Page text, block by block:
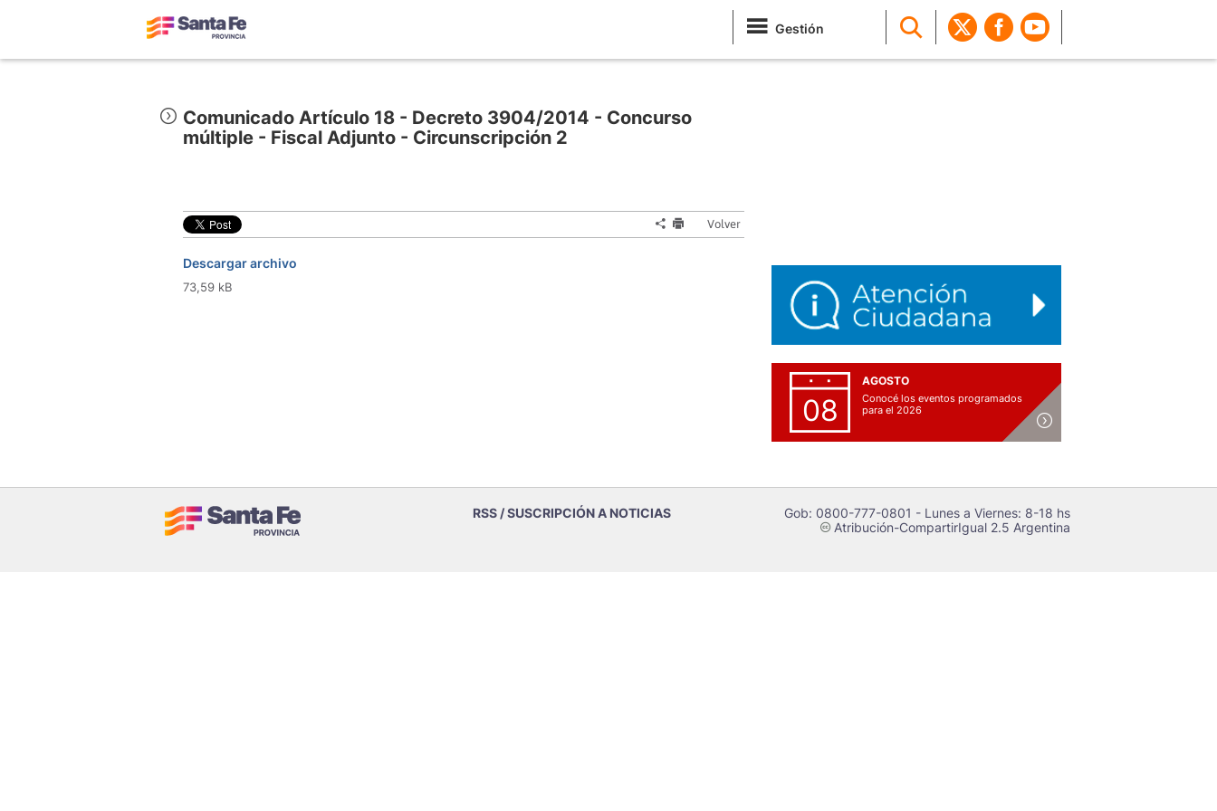
Gestión
Comunicado Artículo 18 - Decreto 3904/2014 - Concurso
múltiple - Fiscal Adjunto - Circunscripción 2
Volver
Descargar archivo
73,59 kB
08
AGOSTO
Conocé los eventos programados
para el 2026
RSS / SUSCRIPCIÓN A NOTICIAS Gob: 0800-777-0801 - Lunes a Viernes: 8-18 hs
cAtribución-CompartirIgual 2.5 Argentina